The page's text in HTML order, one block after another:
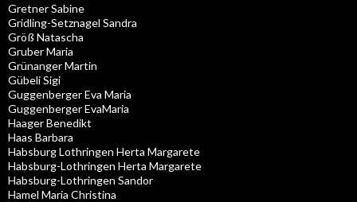
Gretner Sabine
Gridling-Setznagel Sandra
Größ Natascha
Gruber Maria
Grünanger Martin
Gübeli Sigi
Guggenberger Eva Maria
Guggenberger EvaMaria
Haager Benedikt
Haas Barbara
Habsburg Lothringen Herta Margarete
Habsburg-Lothringen Herta Margarete
Habsburg-Lothringen Sandor
Hamel Maria Christina